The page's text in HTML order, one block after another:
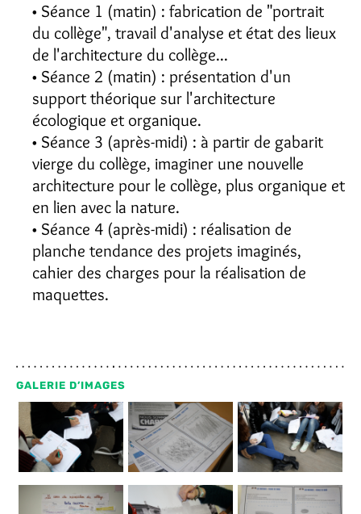
Séance 1 (matin) : fabrication de "portrait
du collège", travail d'analyse et état des lieux
de l'architecture du collège...
Séance 2 (matin) : présentation d'un
support théorique sur l'architecture
écologique et organique.
Séance 3 (après-midi) : à partir de gabarit
vierge du collège, imaginer une nouvelle
architecture pour le collège, plus organique et
en lien avec la nature.
Séance 4 (après-midi) : réalisation de
planche tendance des projets imaginés,
cahier des charges pour la réalisation de
maquettes.
GALERIE D’IMAGES